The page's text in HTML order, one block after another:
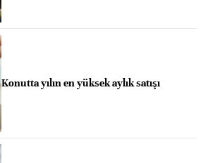
Konutta yılın en yüksek aylık satışı